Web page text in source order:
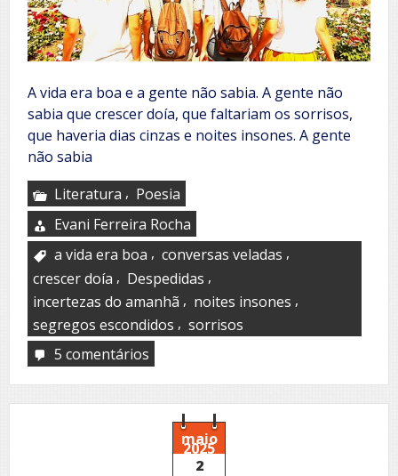
A vida era boa e a gente não sabia. A gente não
sabia que crescer doía, que faltariam os sorrisos,
que haveria dias cinzas e noites insones. A gente
não sabia
Literatura , Poesia
Evani Ferreira Rocha
a vida era boa , conversas veladas ,
crescer doía , Despedidas ,
incertezas do amanhã , noites insones ,
segregos escondidos , sorrisos
5 comentários
gente
não
sabia
maio
2025
2